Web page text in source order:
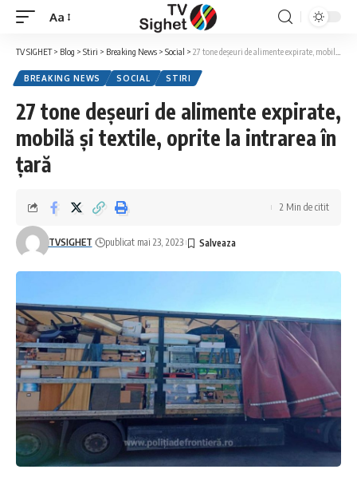
Font
Resizer
Aa
TV SIGHET> Blog > Stiri > Breaking News > Social > 27 tone deșeuri de alimente expirate, mobilă și textile, oprite la intrarea în țară
BREAKING NEWS SOCIAL STIRI
27 tone deșeuri de alimente expirate,
mobilă și textile, oprite la intrarea în
țară
TVSIGHET publicat mai 23, 2023
2 Min de citit